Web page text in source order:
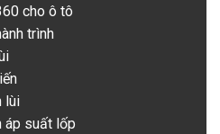
cho ô tô
trình
lùi
áp suất lốp